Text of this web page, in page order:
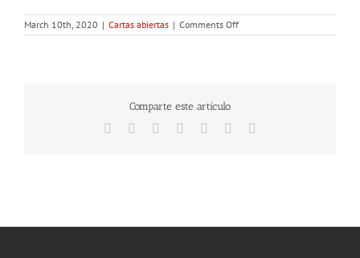
March 10th, 2020 | Cartas abiertas | Comments Offon
LOS
JOEL
Comparte este artículo
Facebook Reddit TumblrPinterest